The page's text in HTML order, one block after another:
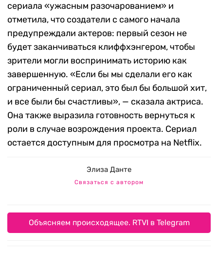
сериала «ужасным разочарованием» и
отметила, что создатели с самого начала
предупреждали актеров: первый сезон не
будет заканчиваться клиффхэнгером, чтобы
зрители могли воспринимать историю как
завершенную. «Если бы мы сделали его как
ограниченный сериал, это был бы большой хит,
и все были бы счастливы», — сказала актриса.
Она также выразила готовность вернуться к
роли в случае возрождения проекта. Сериал
остается доступным для просмотра на Netflix.
Элиза Данте
Связаться с автором
Объясняем происходящее. RTVI в Telegram